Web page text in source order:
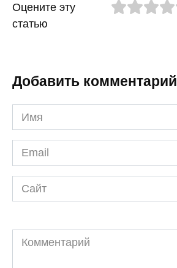
Оцените эту
статью
Добавить комментарий
Имя
*
Email
*
Сайт
Комментарий